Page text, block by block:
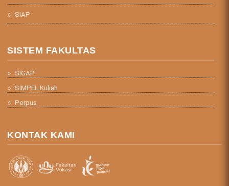
SIAP
SISTEM FAKULTAS
SIGAP
SIMPEL Kuliah
Perpus
KONTAK KAMI